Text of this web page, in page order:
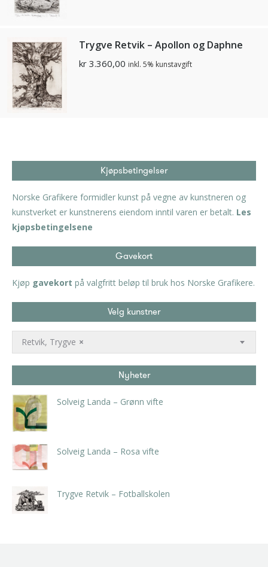
Trygve Retvik – Apollon og Daphne
kr 3.360,00 inkl. 5% kunstavgift
Kjøpsbetingelser
Norske Grafikere formidler kunst på vegne av kunstneren og
kunstverket er kunstnerens eiendom inntil varen er betalt. Les
kjøpsbetingelsene
Gavekort
Kjøp gavekort på valgfritt beløp til bruk hos Norske Grafikere.
Velg kunstner
×
Retvik, Trygve
Nyheter
Solveig Landa – Grønn vifte
Solveig Landa – Rosa vifte
Trygve Retvik – Fotballskolen